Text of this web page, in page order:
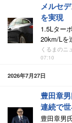
メルセ
を実現
1.5Lター
20km/Lを
くるまのニ
07:10
2026年7月27日
豊田章
連続で
豊田章男